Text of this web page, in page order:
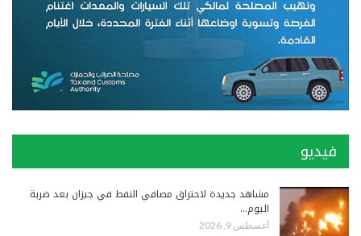
فيديو
مشاهد جديدة لاحتراق مصافي النفط في جيزان بعد ضربة
اليوم…
أغسطس 9, 2026